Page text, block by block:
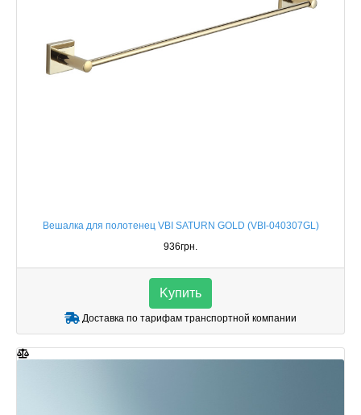
Вешалка для полотенец VBI SATURN GOLD (VBI-040307GL)
936грн.
Kупить
Доставка по тарифам транспортной компании